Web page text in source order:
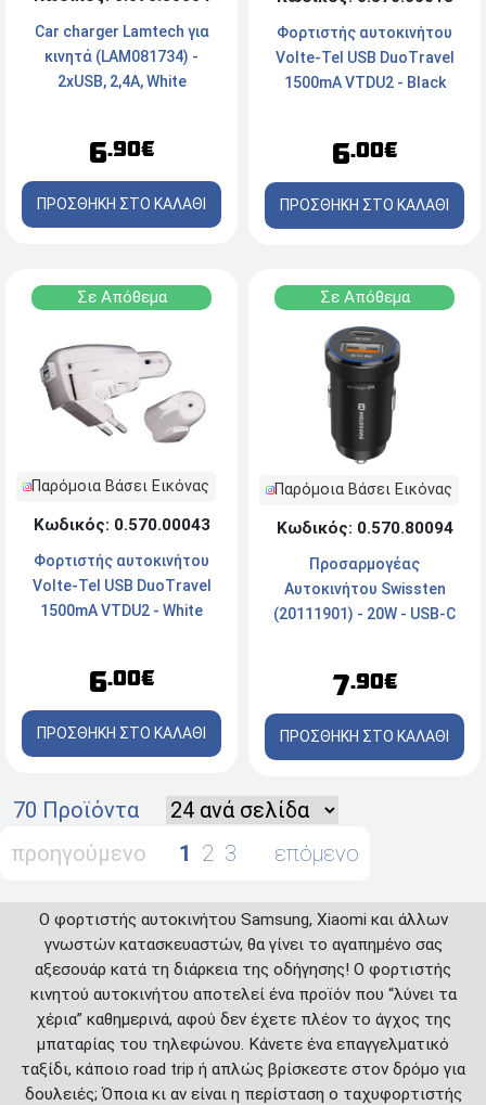
Car charger Lamtech για
κινητά (LAM081734) -
2xUSB, 2,4A, White
6.90€
ΠΡΟΣΘΗΚΗ ΣΤΟ ΚΑΛΑΘΙ
Φορτιστής αυτοκινήτου
Volte-Tel USB DuoTravel
1500mA VTDU2 - Black
6.00€
ΠΡΟΣΘΗΚΗ ΣΤΟ ΚΑΛΑΘΙ
Σε Απόθεμα
Παρόμοια Βάσει Εικόνας
Κωδικός: 0.570.00043
Φορτιστής αυτοκινήτου
Volte-Tel USB DuoTravel
1500mA VTDU2 - White
6.00€
ΠΡΟΣΘΗΚΗ ΣΤΟ ΚΑΛΑΘΙ
Σε Απόθεμα
Παρόμοια Βάσει Εικόνας
Κωδικός: 0.570.80094
Προσαρμογέας
Αυτοκινήτου Swissten
(20111901) - 20W - USB-C
7.90€
ΠΡΟΣΘΗΚΗ ΣΤΟ ΚΑΛΑΘΙ
70 Προϊόντα
προηγούμενο
1 2 3 επόμενο
Ο φορτιστής αυτοκινήτου Samsung, Xiaomi και άλλων
γνωστών κατασκευαστών, θα γίνει το αγαπημένο σας
αξεσουάρ κατά τη διάρκεια της οδήγησης! Ο φορτιστής
κινητού αυτοκινήτου αποτελεί ένα προϊόν που “λύνει τα
χέρια” καθημερινά, αφού δεν έχετε πλέον το άγχος της
μπαταρίας του τηλεφώνου. Κάνετε ένα επαγγελματικό
ταξίδι, κάποιο road trip ή απλώς βρίσκεστε στον δρόμο για
δουλειές; Όποια κι αν είναι η περίσταση ο ταχυφορτιστής